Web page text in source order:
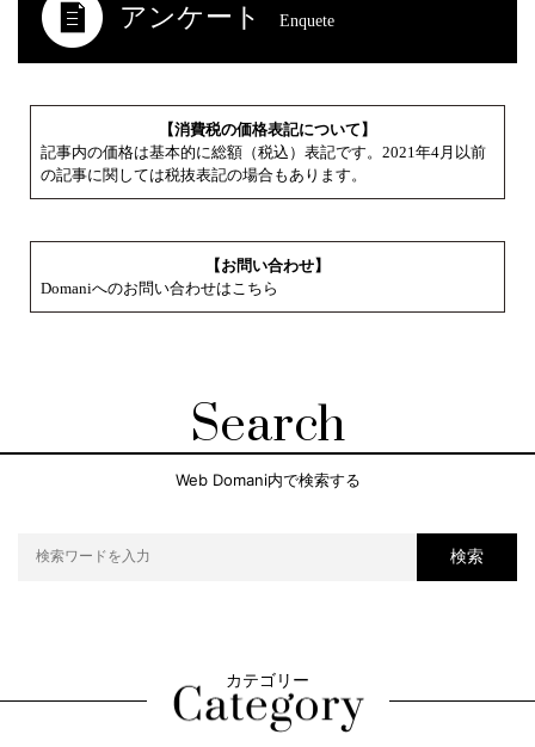
アンケート Enquete
【消費税の価格表記について】
記事内の価格は基本的に総額（税込）表記です。2021年4月以前
の記事に関しては税抜表記の場合もあります。
【お問い合わせ】
Domaniへのお問い合わせはこちら
Search
Web Domani内で検索する
検索
カテゴリー